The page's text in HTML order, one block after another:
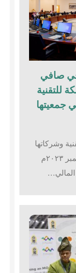
١٤٦٪؜ في صافي
للتقنية
ميزانية ٢٠٢٢ في جمعيتها
وشركاتها
التابعة يوم الأربعاء ١٣سبتمبر ٢٠٢٣م
المالي…